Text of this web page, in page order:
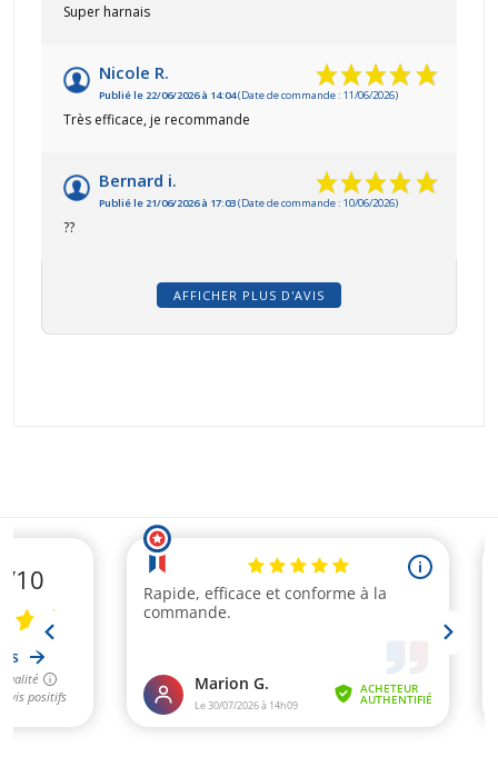
Super harnais
Nicole R.
Publié le 22/06/2026 à 14:04(Date de commande : 11/06/2026)
Très efficace, je recommande
Bernard i.
Publié le 21/06/2026 à 17:03(Date de commande : 10/06/2026)
??
AFFICHER PLUS D'AVIS